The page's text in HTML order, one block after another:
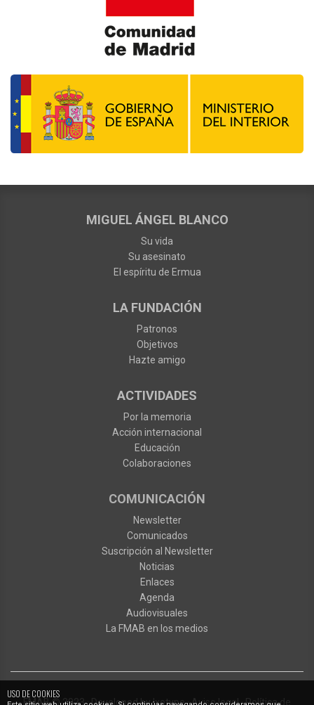
USO DE COOKIES
MIGUEL ÁNGEL BLANCO
Su vida
Su asesinato
El espíritu de Ermua
LA FUNDACIÓN
Patronos
Objetivos
Hazte amigo
ACTIVIDADES
Por la memoria
Acción internacional
Educación
Colaboraciones
COMUNICACIÓN
Newsletter
Comunicados
Suscripción al Newsletter
Noticias
Enlaces
Agenda
Audiovisuales
La FMAB en los medios
FMAB© 2023·Developed byIxotype·Aviso legal·Política de